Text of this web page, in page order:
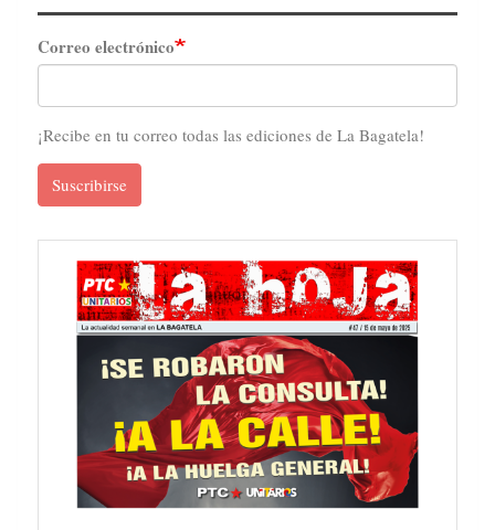
Correo electrónico
¡Recibe en tu correo todas las ediciones de La Bagatela!
Suscribirse